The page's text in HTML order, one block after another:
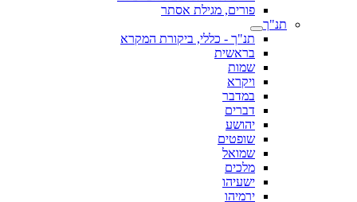
פורים, מגילת אסתר
תנ"ך
תנ"ך - כללי, ביקורת המקרא
בראשית
שמות
ויקרא
במדבר
דברים
יהושע
שופטים
שמואל
מלכים
ישעיהו
ירמיהו